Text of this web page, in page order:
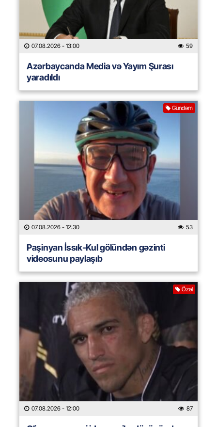
07.08.2026 - 13:00 59
Azərbaycanda Media və Yayım Şurası
yaradıldı
Gündəm
07.08.2026 - 12:30 53
Paşinyan İssık-Kul gölündən gəzinti
videosunu paylaşıb
Özəl
07.08.2026 - 12:00 87